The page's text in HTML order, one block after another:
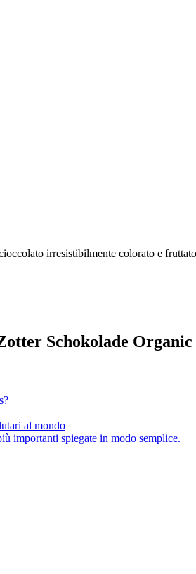
irresistibilmente colorato e
Schokolade
al mondo
importanti spiegate in modo semplice.